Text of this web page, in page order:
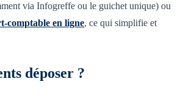
via Infogreffe ou le guichet unique) ou
comptable en ligne, ce qui simplifie et
déposer ?